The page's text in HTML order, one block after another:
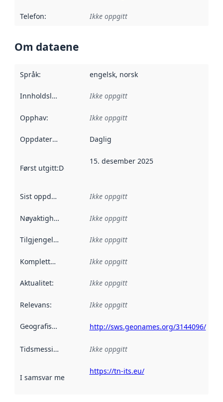
Telefon: Ikke oppgitt
Om dataene
Språk: engelsk, norsk
Innholdsleverandører :
Ikke oppgitt
Opphav: Ikke oppgitt
Oppdateringsfrekvens :
Daglig
Først utgitt:Denne datoen sier når dataene i dette
15. desember 2025
Sist oppdatert Ikke oppgitt
Nøyaktighet Ikke oppgitt
Tilgjengelighet Ikke oppgitt
Kompletthet Ikke oppgitt
Aktualitet: Ikke oppgitt
Relevans: Ikke oppgitt
Geografisk avgrensning :
http://sws.geonames.org/3144096/
Tidsmessig avgrensning :
Ikke oppgitt
I samsvar med Referanse til en implementasjonsregel
https://tn-its.eu/